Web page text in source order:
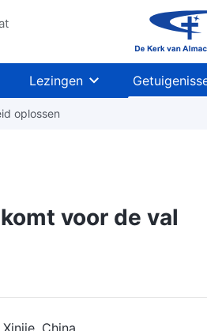
Lezingen
oplossen
voor de val
China